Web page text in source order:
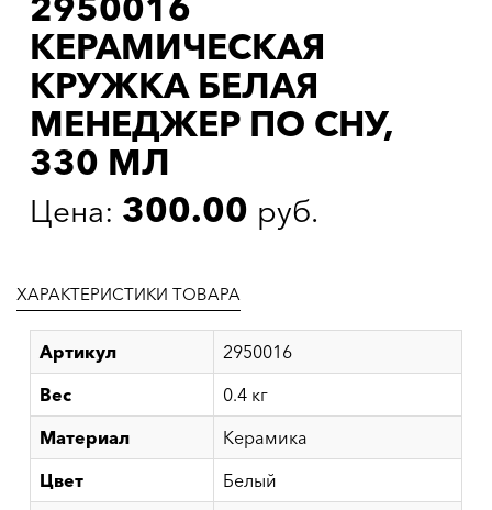
КЕРАМИЧЕСКАЯ
КРУЖКА БЕЛАЯ
МЕНЕДЖЕР ПО СНУ,
330 МЛ
Цена: 300.00 руб.
ХАРАКТЕРИСТИКИ ТОВАРА
Артикул
2950016
Вес
0.4 кг
Материал
Керамика
Цвет
Белый